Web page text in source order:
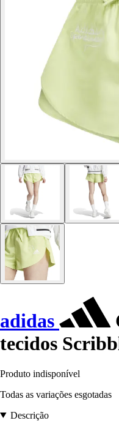
adidas
tecidos
Produto indisponível
Todas as variações esgotadas
Descrição